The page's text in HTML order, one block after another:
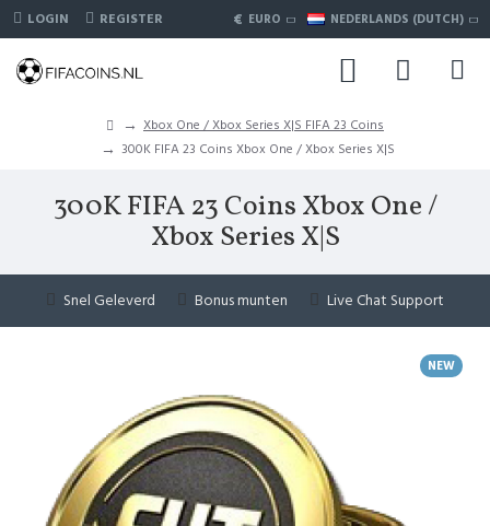
LOGIN REGISTER € EURO NEDERLANDS (DUTCH)
Xbox One / Xbox Series X|S FIFA 23 Coins
300K FIFA 23 Coins Xbox One / Xbox Series X|S
300K FIFA 23 Coins Xbox One /
Xbox Series X|S
Snel Geleverd Bonus munten Live Chat Support
NEW